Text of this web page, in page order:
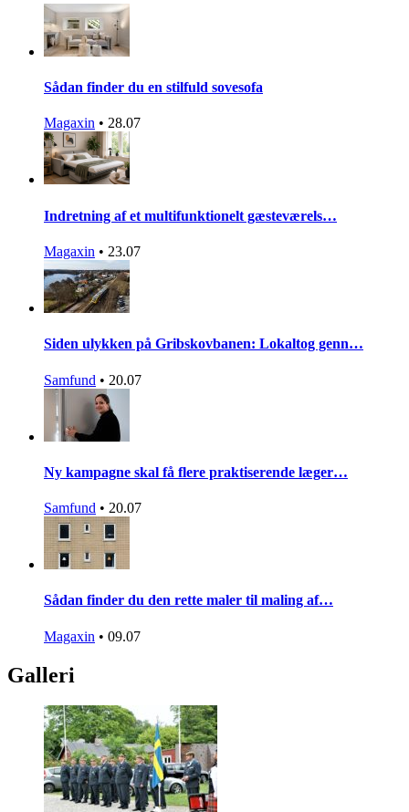
Sådan finder du en stilfuld sovesofa
Magaxin • 28.07
Indretning af et multifunktionelt gæsteværels…
Magaxin • 23.07
Siden ulykken på Gribskovbanen: Lokaltog genn…
Samfund • 20.07
Ny kampagne skal få flere praktiserende læger…
Samfund • 20.07
Sådan finder du den rette maler til maling af…
Magaxin • 09.07
Galleri